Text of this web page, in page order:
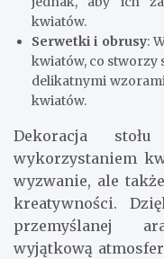
kwiatów.
Serwetki i obrusy:
kwiatów, co stworzy
delikatnymi
kwiatów.
Dekoracja
wykorzystaniem
wyzwanie, ale
kreatywności.
przemyślanej
wyjątkową